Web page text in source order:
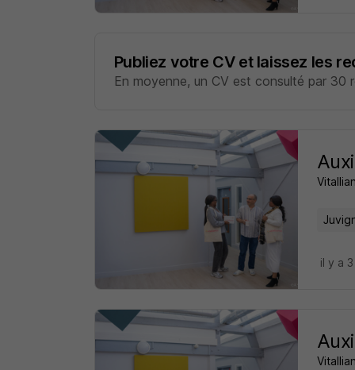
Publiez votre CV et laissez les
En moyenne, un CV est consulté par 30
il y a